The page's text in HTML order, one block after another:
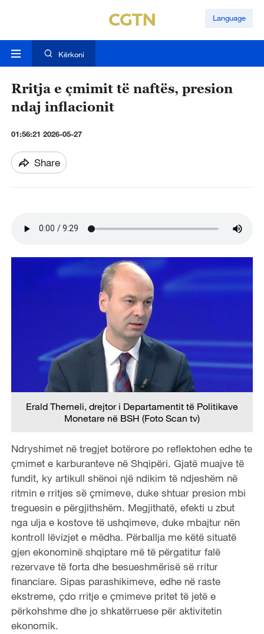
Language
Kërkoni
Rritja e çmimit të naftës, presion
ndaj inflacionit
01:56:21 2026-05-27
Share
Erald Themeli, drejtor i Departamentit të Politikave
Monetare në BSH (Foto Scan tv)
Ndryshimet në tregjet botërore po reflektohen edhe te
çmimet e karburanteve në Shqipëri. Gjatë muajve të
fundit, ky artikull shënoi një ndikim të ndjeshëm në
ritmin e rritjes së çmimeve, duke shtuar presion mbi
treguesin e përgjithshëm. Megjithatë, efekti u zbut
nga ulja e kostove të ushqimeve, duke mbajtur nën
kontroll lëvizjet e mëdha. Përballja me këtë situatë
gjen ekonominë shqiptare më të përgatitur falë
rezervave të forta dhe besueshmërisë së rritur
financiare. Sipas parashikimeve, edhe në raste
ekstreme, çdo rritje e çmimeve pritet të jetë e
përkohshme dhe jo shkatërruese për aktivitetin
ekonomik.